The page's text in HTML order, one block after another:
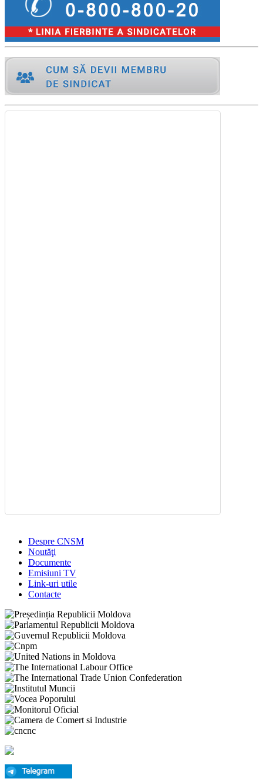
Despre CNSM
Noutăţi
Documente
Emisiuni TV
Link-uri utile
Contacte